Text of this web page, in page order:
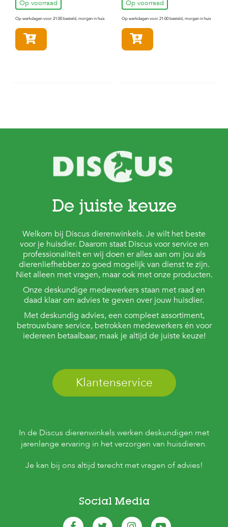
Op voorraad
Op werkdagen voor 21:00 besteld, morgen in huis
Op voorraad
Op werkdagen voor 21:00 besteld, morgen in huis
De juiste keuze
Welkom bij Discus dierenwinkels. Je wilt het beste
voor je huisdier. Daarom staat Discus voor service en
professionaliteit en wij doen er alles aan om jou als
dierenliefhebber zo goed mogelijk van dienst te zijn.
Niet alleen met vragen, maar ook met onze producten.
Onze deskundige medewerkers staan met raad en
daad klaar om advies te geven over jouw huisdier.
Met deskundig advies, een compleet assortiment,
betrouwbare service, betrokken medewerkers én voor
iedereen betaalbaar, maak je altijd de juiste keuze!
Klantenservice
In de Discus dierenwinkels werken deskundigen met
jarenlange ervaring in het verzorgen van huisdieren.
Je kan bij ons altijd terecht met vragen of advies!
Social Media